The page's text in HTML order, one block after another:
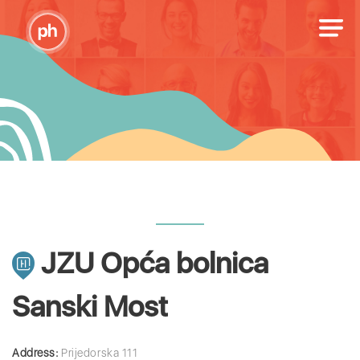
JZU Opća bolnica
Sanski Most
Address: Prijedorska 111